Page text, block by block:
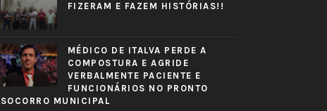
FIZERAM E FAZEM HISTÓRIAS!!
MÉDICO DE ITALVA PERDE A
COMPOSTURA E AGRIDE
VERBALMENTE PACIENTE E
FUNCIONÁRIOS NO PRONTO
SOCORRO MUNICIPAL